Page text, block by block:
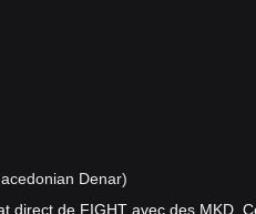
Denar)
direct de FIGHT avec des MKD.